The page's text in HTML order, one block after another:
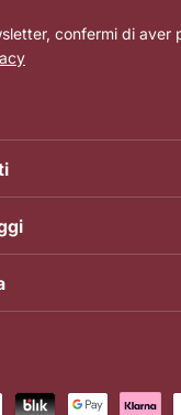
confermi di aver